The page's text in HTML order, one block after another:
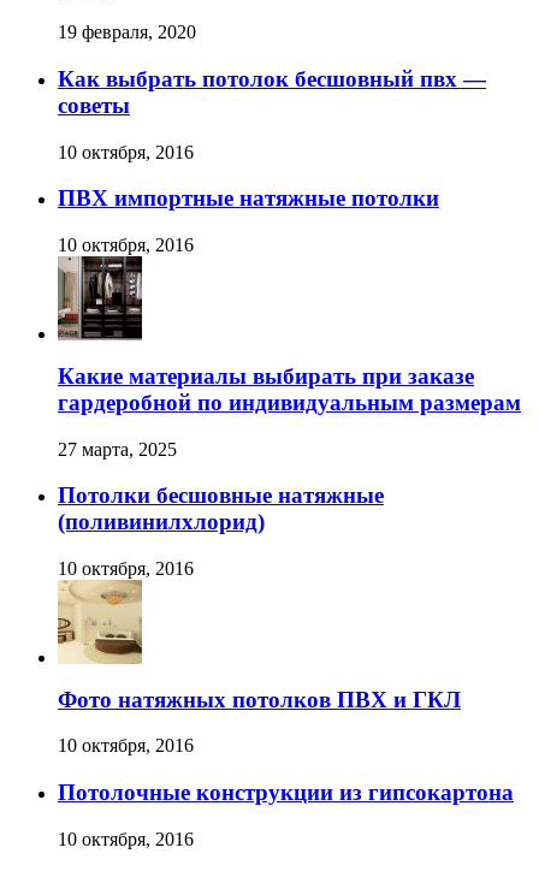
19 февраля, 2020
Как выбрать потолок бесшовный пвх —
советы
10 октября, 2016
ПВХ импортные натяжные потолки
10 октября, 2016
Какие материалы выбирать при заказе
гардеробной по индивидуальным размерам
27 марта, 2025
Потолки бесшовные натяжные
(поливинилхлорид)
10 октября, 2016
Фото натяжных потолков ПВХ и ГКЛ
10 октября, 2016
Потолочные конструкции из гипсокартона
10 октября, 2016